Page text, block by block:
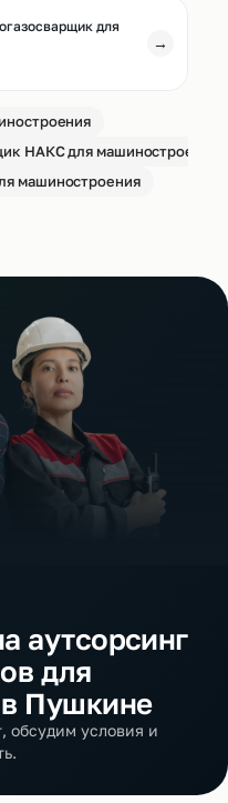
для
→
НАКС для машиностроения
машиностроения
аутсорсинг
для
Пушкине
обсудим условия и